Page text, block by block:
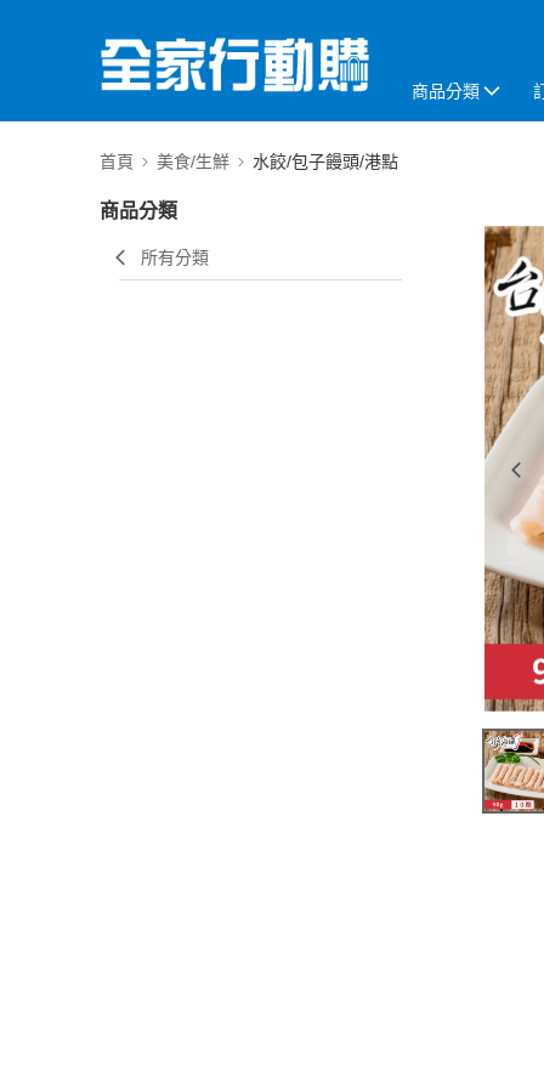
商品分類
首頁 美食/生鮮 水餃/包子饅頭/港點
商品分類
所有分類